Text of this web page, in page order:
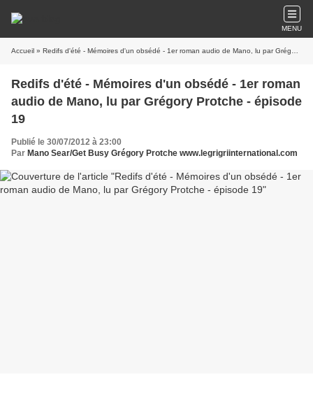
MENU
Accueil » Redifs d'été - Mémoires d'un obsédé - 1er roman audio de Mano, lu par Grégory Protche - épisode 19
Redifs d'été - Mémoires d'un obsédé - 1er roman
audio de Mano, lu par Grégory Protche - épisode
19
Publié le 30/07/2012 à 23:00
Par Mano Sear/Get Busy Grégory Protche www.legrigriinternational.com